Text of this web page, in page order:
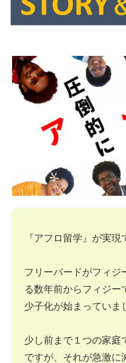
『アフロ留学』が実現
フリーバードがフィジ
る数年前からフィジー
少子化が始まっていま
少し前まで１つの家庭
ですが、それが急激